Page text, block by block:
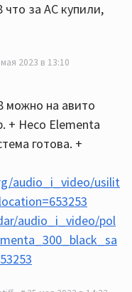
что за АС купили,
2023 в 13:10
можно на авито
+ Heco Elementa
готова. +
audio_i_video/usilit
audio_i_video/pol